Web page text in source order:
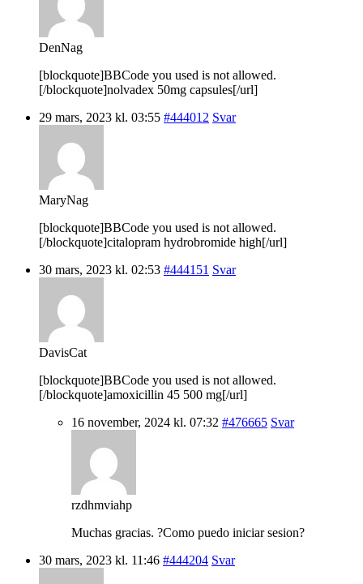
DenNag
[blockquote]BBCode you used is not allowed.
[/blockquote]nolvadex 50mg capsules[/url]
29 mars, 2023 kl. 03:55 #444012 Svar
MaryNag
[blockquote]BBCode you used is not allowed.
[/blockquote]citalopram hydrobromide high[/url]
30 mars, 2023 kl. 02:53 #444151 Svar
DavisCat
[blockquote]BBCode you used is not allowed.
[/blockquote]amoxicillin 45 500 mg[/url]
16 november, 2024 kl. 07:32 #476665 Svar
rzdhmviahp
Muchas gracias. ?Como puedo iniciar sesion?
30 mars, 2023 kl. 11:46 #444204 Svar